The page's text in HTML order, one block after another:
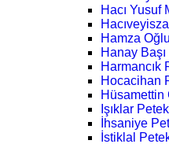
Hacı Yusuf
Hamza
Hanay
Harmancık
Hocacihan
Hüsamettin
Işıklar
İhsaniye
İstiklal